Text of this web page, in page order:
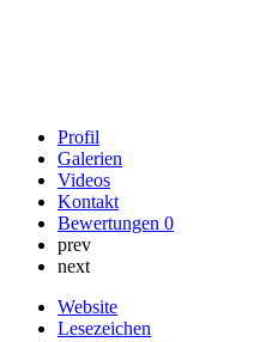
Profil
Galerien
Videos
Kontakt
Bewertungen 0
prev
next
Website
Lesezeichen